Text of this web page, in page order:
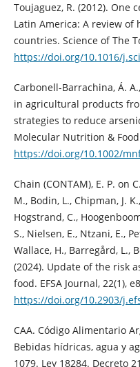
Toujaguez, R. (2012). One
Latin America: A review
countries. Science of The
https://doi.org/10.1016/
Carbonell-Barrachina, Á.
in agricultural products
strategies to reduce
Molecular Nutrition & Food
https://doi.org/10.1002/
Chain (CONTAM), E. P. on
M., Bodin, L., Chipman, J.
Hogstrand, C.,
S., Nielsen, E., Ntzani, E.,
Wallace, H., Barregård, L.,
(2024). Update of the risk
food. EFSA Journal, 22(1),
https://doi.org/10.2903/
CAA. Código Alimentario
Bebidas hídricas, agua y
1079. Ley 18284. Decreto